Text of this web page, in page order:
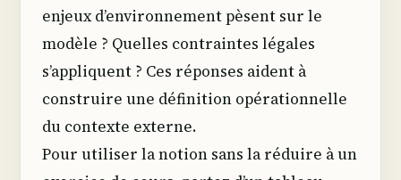
enjeux d’environnement pèsent sur le
modèle ? Quelles contraintes légales
s’appliquent ? Ces réponses aident à
construire une définition opérationnelle
du contexte externe.
Pour utiliser la notion sans la réduire à un